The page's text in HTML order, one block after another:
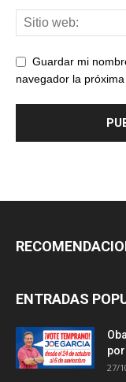
Guardar mi
navegador la
ENTRADAS
27/